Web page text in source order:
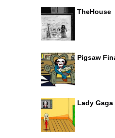
TheHouse
Pigsaw
Lady Gaga